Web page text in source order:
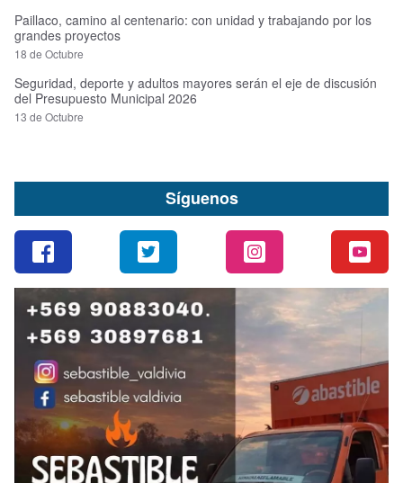
Paillaco, camino al centenario: con unidad y trabajando por los
grandes proyectos
18 de Octubre
Seguridad, deporte y adultos mayores serán el eje de discusión
del Presupuesto Municipal 2026
13 de Octubre
Síguenos